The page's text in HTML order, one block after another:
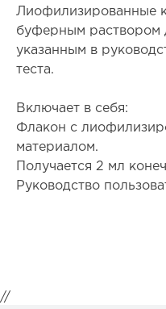
Лиофилизированные
буферным раствором
указанным в
теста.
Включает в себя:
Флакон с
материалом.
Получается 2 мл
Руководство
//